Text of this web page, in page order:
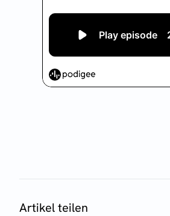
Artikel teilen